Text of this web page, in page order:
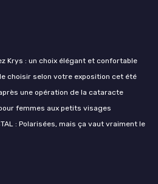
Krys : un choix élégant et confortable
choisir selon votre exposition cet été
une opération de la cataracte
femmes aux petits visages
: Polarisées, mais ça vaut vraiment le